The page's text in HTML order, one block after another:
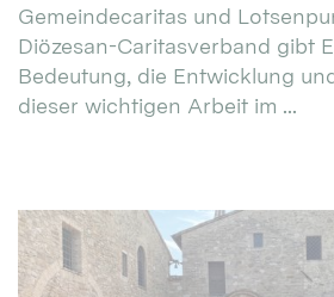
Gemeindecaritas und
Diözesan-Caritasverband gibt
Bedeutung, die Entwicklung
dieser wichtigen Arbeit im ...